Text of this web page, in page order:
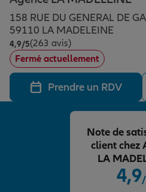
Assurance emprunteur
Prévoyance et dépendance
Assurance animal de
Protection de la famille
Protection juridique
Épargne & retraite
Plan épargne retraite
Assurance vie
Placements financiers
Investissements immobiliers
Vos projets
Partir en vacances
Conseil assurance
158 RUE DU GENERAL DE
59110 LA MADELEINE
4,9/5Note de 4.9 sur 5
(263 avis)
Fermé actuellement
Prendre un RDV
4,9
Note de
client chez
LA